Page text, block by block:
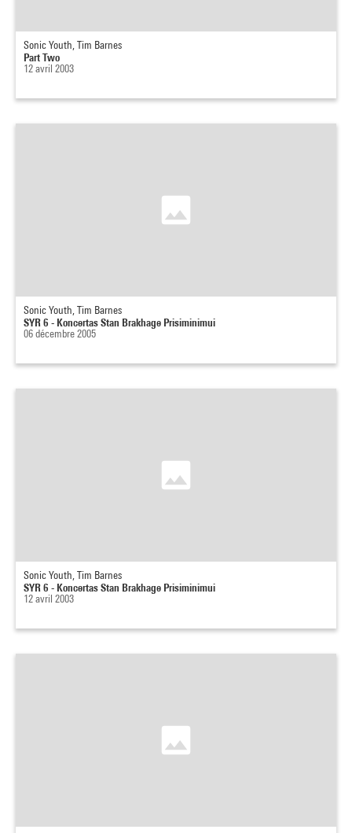
Sonic Youth, Tim Barnes
Part Two
12 avril 2003
Sonic Youth, Tim Barnes
SYR 6 - Koncertas Stan Brakhage Prisiminimui
06 décembre 2005
Sonic Youth, Tim Barnes
SYR 6 - Koncertas Stan Brakhage Prisiminimui
12 avril 2003